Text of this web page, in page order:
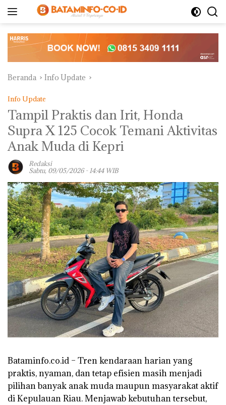
Beranda Info Update
Info Update
Tampil Praktis dan Irit, Honda
Supra X 125 Cocok Temani Aktivitas
Anak Muda di Kepri
Redaksi
Sabtu, 09/05/2026 - 14:44 WIB
Bataminfo.co.id – Tren kendaraan harian yang
praktis, nyaman, dan tetap efisien masih menjadi
pilihan banyak anak muda maupun masyarakat aktif
di Kepulauan Riau. Menjawab kebutuhan tersebut,